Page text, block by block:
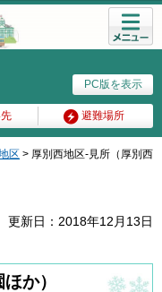
PC版を表示
避難場所
メニュ
ー
区 > 厚別西地区-見所（厚別西
更新日：2018年12月13日
か）